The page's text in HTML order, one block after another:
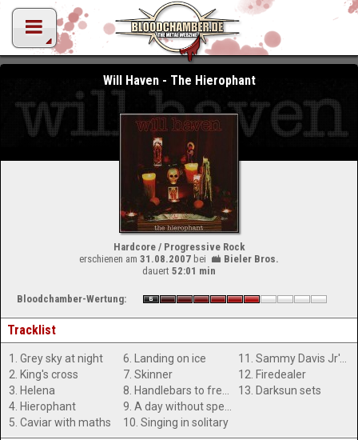
Will Haven - The Hierophant
Hardcore / Progressive Rock
erschienen am31.08.2007 bei
Bieler Bros.
dauert 52:01 min
Bloodchamber-Wertung:
Tracklist
1. Grey sky at night
2. King's cross
3. Helena
4. Hierophant
5. Caviar with maths
6. Landing on ice
7. Skinner
10. Singing in solitary
11. Sammy Davis Jr's good eye
12. Firedealer
13. Darksun sets